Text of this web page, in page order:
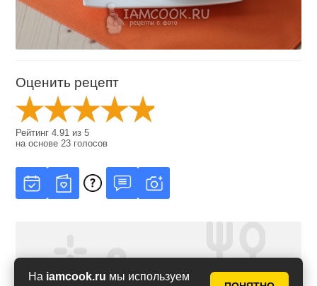
На iamcook.ru мы используем
Оценить рецепт
Рейтинг4.91 из5
на основе23 голосов